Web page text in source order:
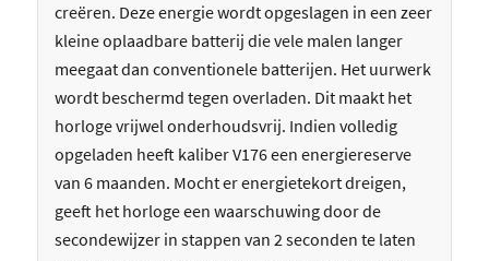
creëren. Deze energie wordt opgeslagen in een zeer
kleine oplaadbare batterij die vele malen langer
meegaat dan conventionele batterijen. Het uurwerk
wordt beschermd tegen overladen. Dit maakt het
horloge vrijwel onderhoudsvrij. Indien volledig
opgeladen heeft kaliber V176 een energiereserve
van 6 maanden. Mocht er energietekort dreigen,
geeft het horloge een waarschuwing door de
secondewijzer in stappen van 2 seconden te laten